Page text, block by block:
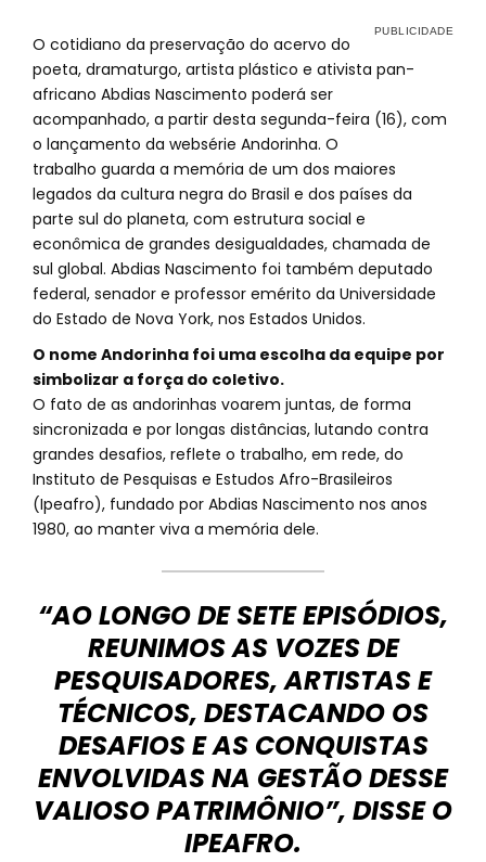
O cotidiano da preservação do acervo do
poeta, dramaturgo, artista plástico e ativista pan-
africano Abdias Nascimento poderá ser
acompanhado, a partir desta segunda-feira (16), com
o lançamento da websérie Andorinha. O
trabalho guarda a memória de um dos maiores
legados da cultura negra do Brasil e dos países da
parte sul do planeta, com estrutura social e
econômica de grandes desigualdades, chamada de
sul global. Abdias Nascimento foi também deputado
federal, senador e professor emérito da Universidade
do Estado de Nova York, nos Estados Unidos.
O nome Andorinha foi uma escolha da equipe por
simbolizar a força do coletivo.
O fato de as andorinhas voarem juntas, de forma
sincronizada e por longas distâncias, lutando contra
grandes desafios, reflete o trabalho, em rede, do
Instituto de Pesquisas e Estudos Afro-Brasileiros
(Ipeafro), fundado por Abdias Nascimento nos anos
1980, ao manter viva a memória dele.
“AO LONGO DE SETE EPISÓDIOS,
REUNIMOS AS VOZES DE
PESQUISADORES, ARTISTAS E
TÉCNICOS, DESTACANDO OS
DESAFIOS E AS CONQUISTAS
ENVOLVIDAS NA GESTÃO DESSE
VALIOSO PATRIMÔNIO”, DISSE O
IPEAFRO.